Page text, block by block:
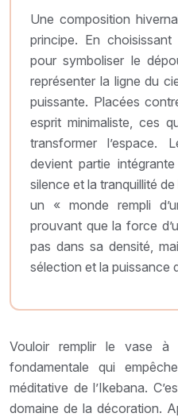
Une composition
principe. En
pour symboliser le
représenter la ligne du
puissante. Placées
esprit minimaliste, ces
transformer
devient partie
silence et la tranquillité de
un « monde rempli
prouvant que la force
pas dans sa densité,
sélection et la puissance
Vouloir remplir le vase à
fondamentale qui
méditative de l’Ikebana.
domaine de la décoration.